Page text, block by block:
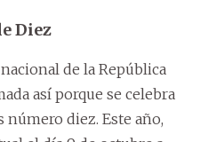
Diez
de la República
así porque se celebra
número diez. Este año,